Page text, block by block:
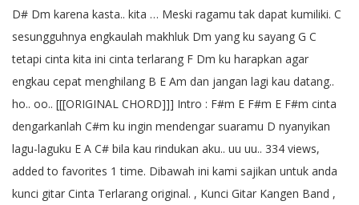
D# Dm karena kasta.. kita … Meski ragamu tak dapat kumiliki. C
sesungguhnya engkaulah makhluk Dm yang ku sayang G C
tetapi cinta kita ini cinta terlarang F Dm ku harapkan agar
engkau cepat menghilang B E Am dan jangan lagi kau datang..
ho.. oo.. [[[ORIGINAL CHORD]]] Intro : F#m E F#m E F#m cinta
dengarkanlah C#m ku ingin mendengar suaramu D nyanyikan
lagu-laguku E A C# bila kau rindukan aku.. uu uu.. 334 views,
added to favorites 1 time. Dibawah ini kami sajikan untuk anda
kunci gitar Cinta Terlarang original. , Kunci Gitar Kangen Band ,